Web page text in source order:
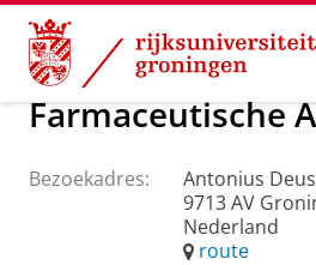
Skip
Content
Skip
Navigation
Over ons Praktische zaken
Farmaceutische
Bezoekadres:
Antonius
9713 AV
Nederland
route